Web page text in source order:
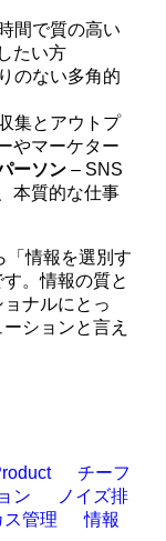
間で質の高い
たい方
のない多角的
集とアウトプ
やマーケター
ーソン – SNS
本質的な仕事
「情報を選別す
。情報の質と
ナルにとっ
ションと言え
チーフ
ン
ノイズ排
ス管理
情報